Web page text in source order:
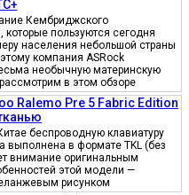
Кембриджского
пользуются сегодня
населения небольшой страны
компания ASRock
необычную материнскую
в этом обзоре
Ralemo Pre 5 Fabric Edition
беспроводную клавиатуру
выполнена в формате TKL (без
внимание оригинальным
этой модели —
рисунком